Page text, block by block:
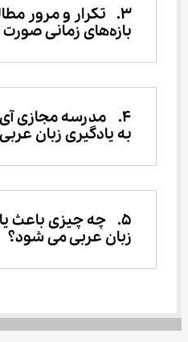
3.	تکرار و مرور
بازه‌های زمانی صورت گیرد؟
4.	مدرسه مجازی
به یادگیری زبان عربی
5.	چه چیزی باعث
زبان عربی می شود؟